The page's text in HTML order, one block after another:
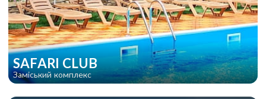
SAFARI CLUB
Заміський комплекс